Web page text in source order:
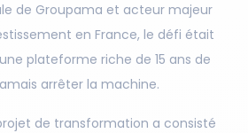
de Groupama et acteur majeur
en France, le défi était
plateforme riche de 15 ans de
arrêter la machine.
de transformation a consisté